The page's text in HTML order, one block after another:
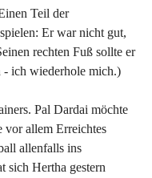
Teil der
Er war nicht gut,
rechten Fuß sollte er
- ich wiederhole mich.)
Pal Dardai möchte
vor allem Erreichtes
allenfalls ins
sich Hertha gestern